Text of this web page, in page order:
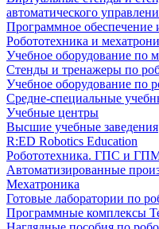
автоматического
Программное обеспечение
Робототехника и
Учебное оборудование по
Стенды и тренажеры по
Учебное оборудование по
Средне-специальные
Учебные центры
Высшие учебные заведения
R:ED Robotics Education
Робототехника. ГПС и
Автоматизированные
Мехатроника
Готовые лаборатории по
Программные комплексы